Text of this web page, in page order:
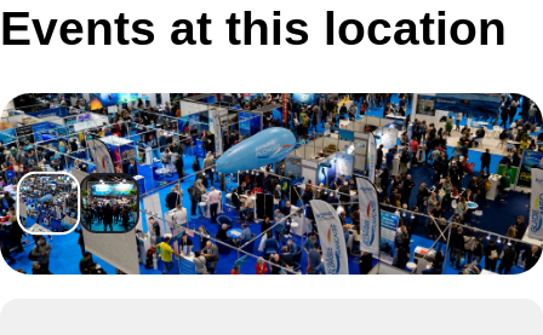
Events at this location